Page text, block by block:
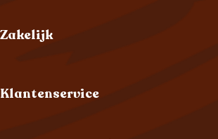
Zakelijk
Klantenservice